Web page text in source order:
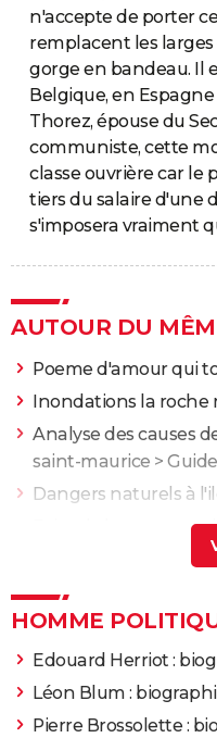
n'accepte de porter
remplacent les
gorge en bandeau. Il
Belgique, en
Thorez, épouse du
communiste, cette
classe ouvrière car le
tiers du salaire d'une
s'imposera vraiment
AUTOUR DU
Poeme d'amour qui
Inondations la roche
Analyse des causes
saint-maurice > Guide
Dangers naturels à
Faim de loup st
HOMME
Edouard Herriot :
Léon Blum :
Pierre Brossolette :